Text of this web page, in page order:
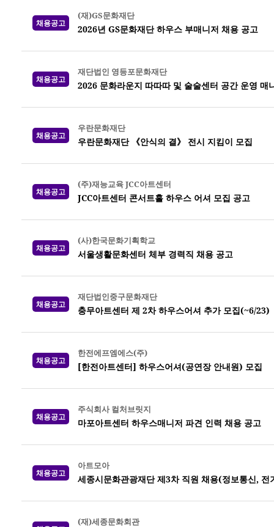
채용공고
(재)GS문화재단
2026년 GS문화재단 하우스 부매니저 채용 공고
채용공고
재단법인 영등포문화재단
2026 문화라운지 따따따 및 술술센터 공간 운영 매
채용공고
우란문화재단
우란문화재단 《안식의 결》 전시 지킴이 모집
채용공고
(주)재능교육 JCC아트센터
JCC아트센터 콘서트홀 하우스 어셔 모집 공고
채용공고
(사)한국문화기획학교
서울생활문화센터 체부 경력직 채용 공고
채용공고
재단법인중구문화재단
충무아트센터 제 2차 하우스어셔 추가 모집(~6/23)
채용공고
한전에프엠에스(주)
[한전아트센터] 하우스어셔(공연장 안내원) 모집
채용공고
주식회사 컬처브릿지
마포아트센터 하우스매니저 파견 인력 채용 공고
채용공고
아트모아
세종시문화관광재단 제3차 직원 채용(정보통신,
(재)세종문화회관